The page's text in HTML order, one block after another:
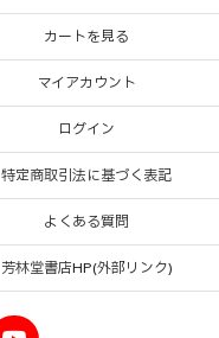
カートを見る
マイアカウント
ログイン
特定商取引法に基づく表記
よくある質問
芳林堂書店HP(外部リンク)